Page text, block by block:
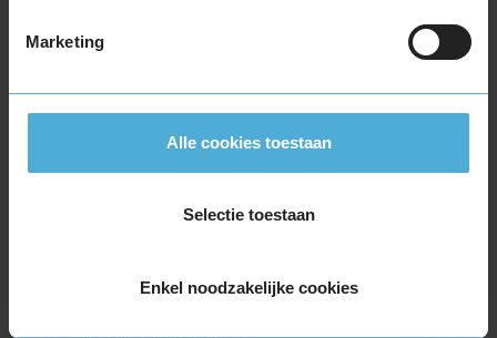
Marketing
Alle cookies toestaan
Selectie toestaan
Enkel noodzakelijke cookies
205/40R18 86V EXTRALOAD
215/50R18 92V
225/40R18 92V EXTRALOAD
225/45R18 95H EXTRALOAD
225/45R18 95V EXTRALOAD